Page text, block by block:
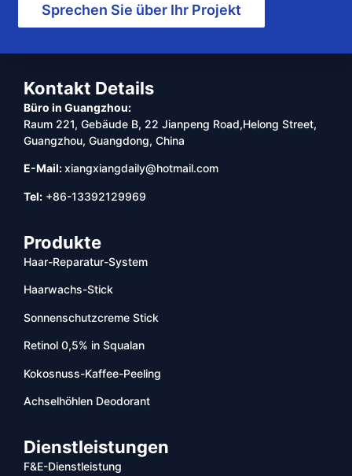
Sprechen Sie über Ihr Projekt
Kontakt Details
Büro in Guangzhou:
Raum 221, Gebäude B, 22 Jianpeng Road,Helong Street,
Guangzhou, Guangdong, China
E-Mail:xiangxiangdaily@hotmail.com
Tel: +86-13392129969
Produkte
Haar-Reparatur-System
Haarwachs-Stick
Sonnenschutzcreme Stick
Retinol 0,5% in Squalan
Kokosnuss-Kaffee-Peeling
Achselhöhlen Deodorant
Dienstleistungen
F&E-Dienstleistung